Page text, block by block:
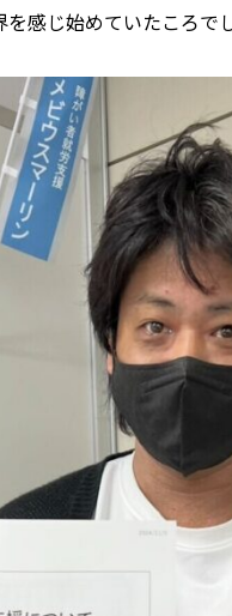
感じ始めていたころで